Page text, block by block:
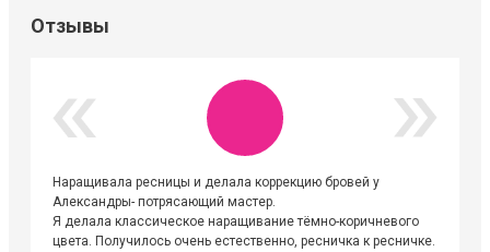
Отзывы
Наращивала ресницы и делала коррекцию бровей у
Александры- потрясающий мастер.
Я делала классическое наращивание тёмно-коричневого
цвета. Получилось очень естественно, ресничка к ресничке.